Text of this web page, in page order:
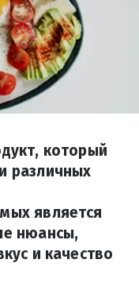
который
различных
является
нюансы,
и качество